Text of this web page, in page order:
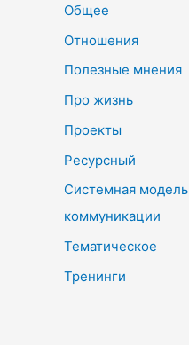
Общее
Отношения
Полезные мнения
Про жизнь
Проекты
Ресурсный
Системная
коммуникации
Тематическое
Тренинги